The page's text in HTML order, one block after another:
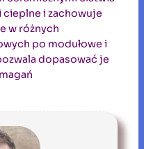
i zachowuje
w różnych
po modułowe i
dopasować je